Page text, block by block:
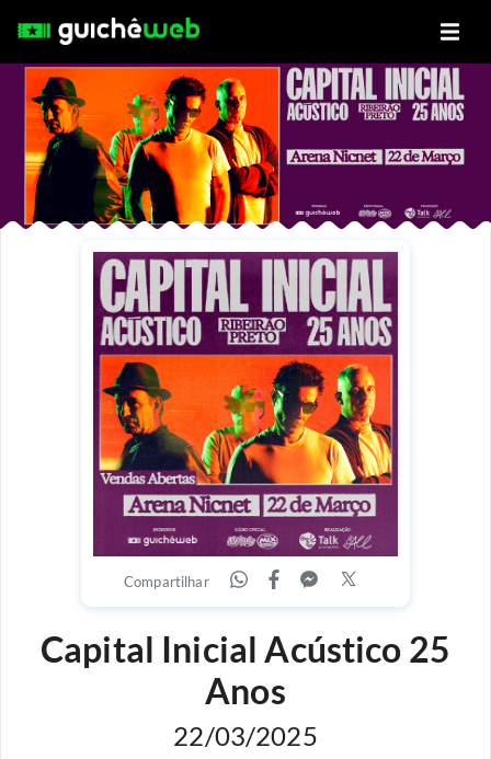
Compartilhar
Capital Inicial Acústico 25
Anos
22/03/2025